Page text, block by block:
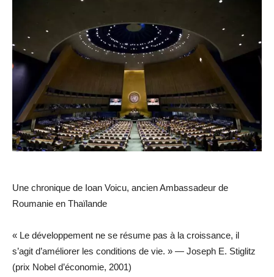
Une chronique de Ioan Voicu, ancien Ambassadeur de
Roumanie en Thaïlande
« Le développement ne se résume pas à la croissance, il
s’agit d’améliorer les conditions de vie. » — Joseph E. Stiglitz
(prix Nobel d’économie, 2001)